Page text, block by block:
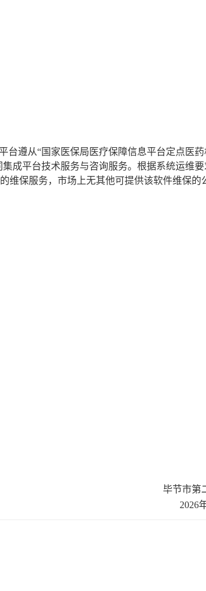
台遵从“国家医保局医疗保障信息平台定点医药
成平台技术服务与咨询服务。根据系统运维
维保服务，市场上无其他可提供该软件维保的
毕节市第
2026